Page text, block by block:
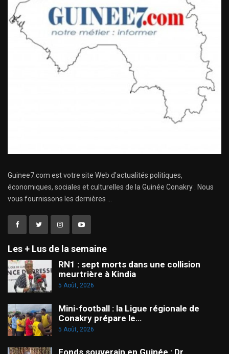
Guinee7.com est votre site Web d'actualités politiques,
économiques, sociales et culturelles de la Guinée Conakry . Nous
vous fournissons les dernières ...
Les + Lus de la semaine
RN1 : sept morts dans une collision
meurtrière à Kindia
5 Août, 2026
Mini-football : la Ligue régionale de
Conakry prépare le…
5 Août, 2026